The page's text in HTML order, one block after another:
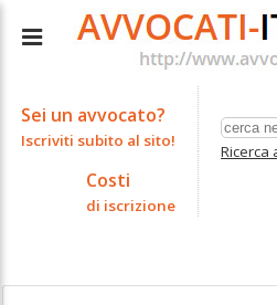
Ricerca
Sei un avvocato?
Iscriviti subito al sito!
Costi
di iscrizione